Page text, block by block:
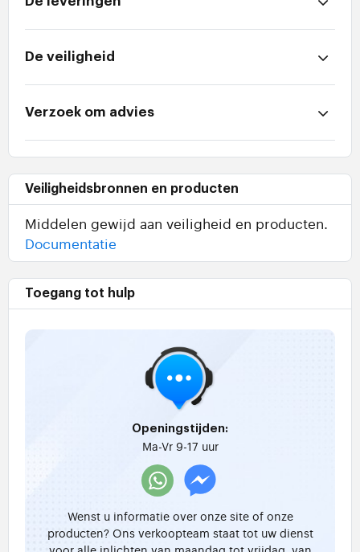
De veiligheid
Verzoek om advies
Veiligheidsbronnen en producten
Middelen gewijd aan veiligheid en producten.
Documentatie
Toegang tot hulp
Openingstijden:
Ma-Vr 9-17 uur
Wenst u informatie over onze site of onze
producten? Ons verkoopteam staat tot uw dienst